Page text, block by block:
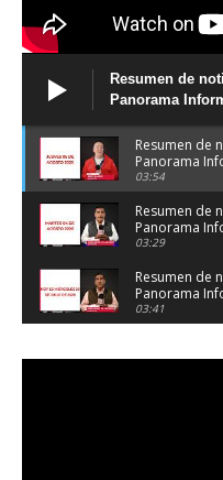
Resumen de
Panorama
Resumen de
Panorama
03:54
Resumen de
Panorama
03:29
Resumen de
Panorama
03:41
Panorama